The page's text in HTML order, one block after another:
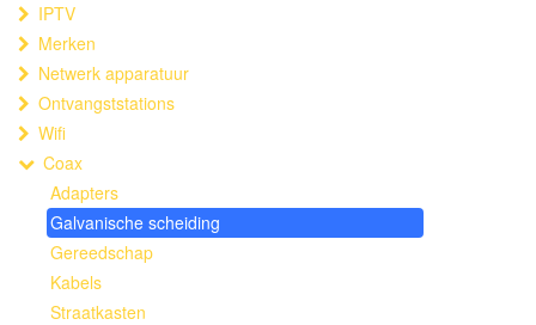
IPTV
Merken
Netwerk apparatuur
Ontvangststations
Wifi
Coax
Adapters
Galvanische scheiding
Gereedschap
Kabels
Straatkasten